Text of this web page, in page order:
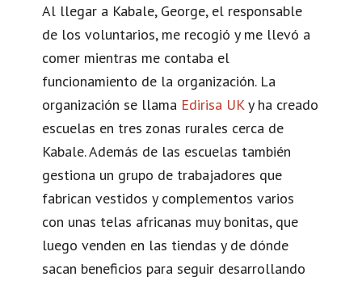
Al llegar a Kabale, George, el responsable
de los voluntarios, me recogió y me llevó a
comer mientras me contaba el
funcionamiento de la organización. La
organización se llama Edirisa UKy ha creado
escuelas en tres zonas rurales cerca de
Kabale. Además de las escuelas también
gestiona un grupo de trabajadores que
fabrican vestidos y complementos varios
con unas telas africanas muy bonitas, que
luego venden en las tiendas y de dónde
sacan beneficios para seguir desarrollando